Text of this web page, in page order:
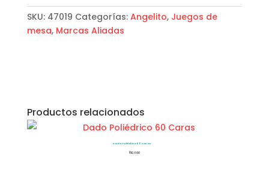
SKU: 47019 Categorías: Angelito, Juegos de
mesa, Marcas Aliadas
Productos relacionados
Dado Poliédrico 60 Caras
$10.800